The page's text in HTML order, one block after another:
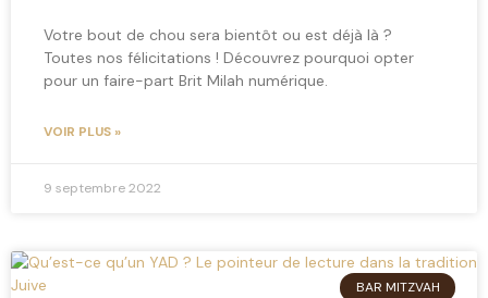
Votre bout de chou sera bientôt ou est déjà là ?
Toutes nos félicitations ! Découvrez pourquoi opter
pour un faire-part Brit Milah numérique.
VOIR PLUS »
9 septembre 2022
BAR MITZVAH